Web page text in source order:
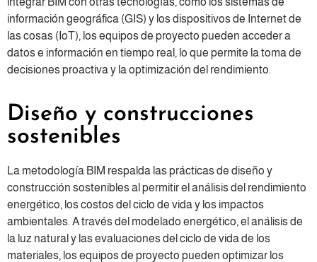
información geográfica (GIS) y los dispositivos de Internet de
las cosas (IoT), los equipos de proyecto pueden acceder a
datos e información en tiempo real, lo que permite la toma de
decisiones proactiva y la optimización del rendimiento.
Diseño y construcciones
sostenibles
La metodología BIM respalda las prácticas de diseño y
construcción sostenibles al permitir el análisis del rendimiento
energético, los costos del ciclo de vida y los impactos
ambientales. A través del modelado energético, el análisis de
la luz natural y las evaluaciones del ciclo de vida de los
materiales, los equipos de proyecto pueden optimizar los